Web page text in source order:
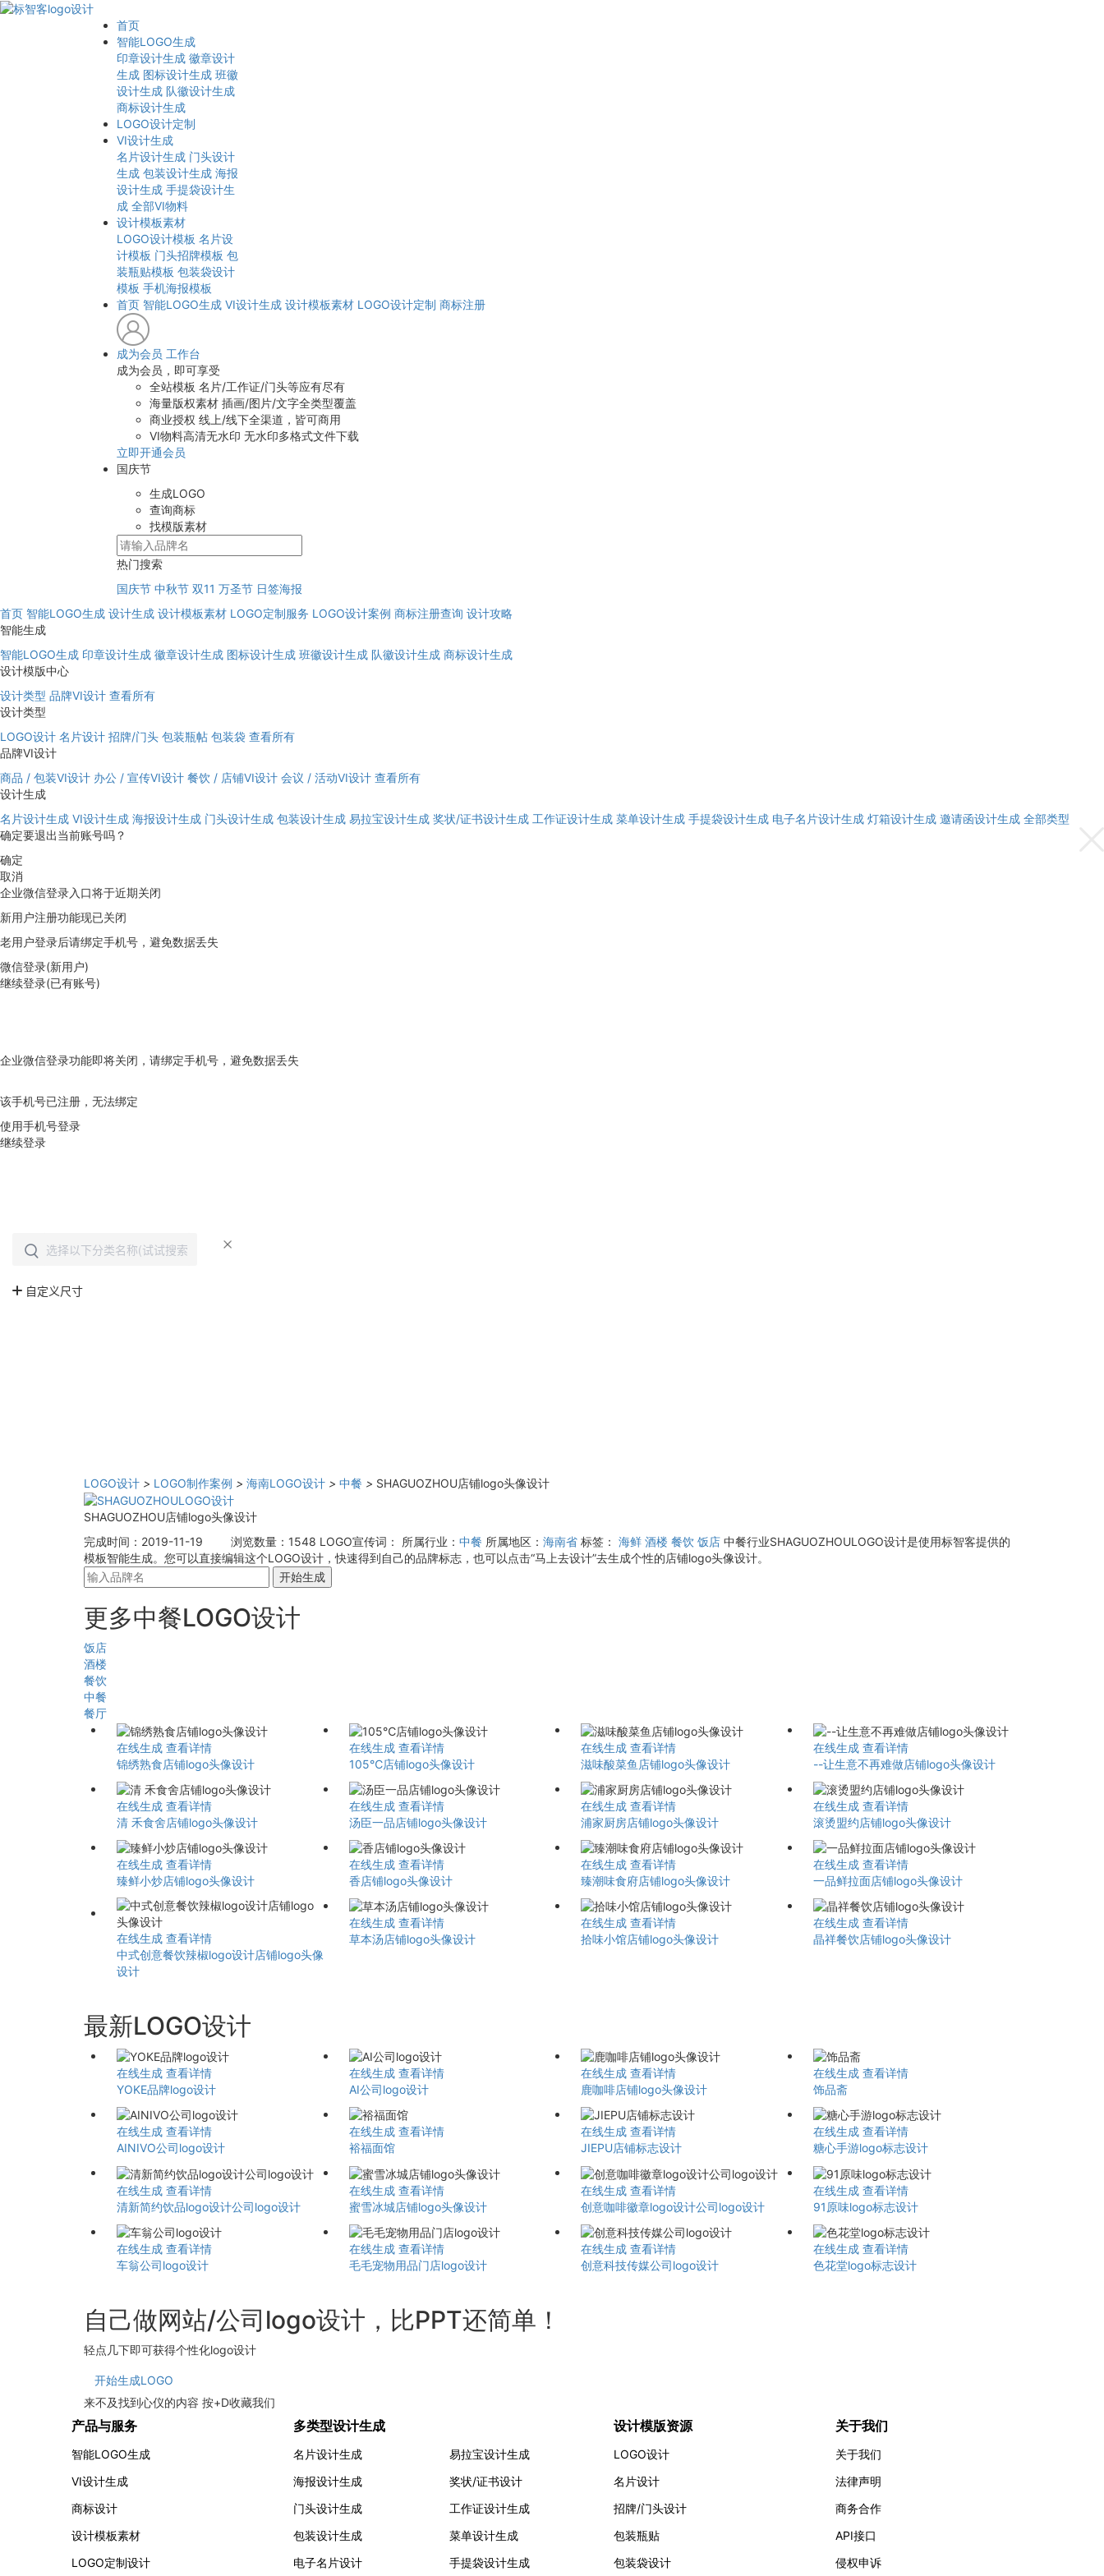
首页
智能LOGO生成
印章设计生成 徽章设计
生成 图标设计生成 班徽
设计生成 队徽设计生成
商标设计生成
LOGO设计定制
VI设计生成
名片设计生成 门头设计
生成 包装设计生成 海报
设计生成 手提袋设计生
成 全部VI物料
设计模板素材
LOGO设计模板 名片设
计模板 门头招牌模板 包
装瓶贴模板 包装袋设计
模板 手机海报模板
首页 智能LOGO生成 VI设计生成 设计模板素材 LOGO设计定制 商标注册
成为会员 工作台
成为会员，即可享受
全站模板 名片/工作证/门头等应有尽有
海量版权素材 插画/图片/文字全类型覆盖
商业授权 线上/线下全渠道，皆可商用
VI物料高清无水印 无水印多格式文件下载
立即开通会员
国庆节
生成LOGO
查询商标
找模版素材
热门搜索
国庆节 中秋节 双11 万圣节 日签海报
首页 智能LOGO生成 设计生成 设计模板素材 LOGO定制服务 LOGO设计案例 商标注册查询 设计攻略
智能生成
智能LOGO生成 印章设计生成 徽章设计生成 图标设计生成 班徽设计生成 队徽设计生成 商标设计生成
设计模版中心
设计类型 品牌VI设计 查看所有
设计类型
LOGO设计 名片设计 招牌/门头 包装瓶帖 包装袋 查看所有
品牌VI设计
商品 / 包装VI设计 办公 / 宣传VI设计 餐饮 / 店铺VI设计 会议 / 活动VI设计 查看所有
设计生成
名片设计生成 VI设计生成 海报设计生成 门头设计生成 包装设计生成 易拉宝设计生成 奖状/证书设计生成 工作证设计生成 菜单设计生成 手提袋设计生成 电子名片设计生成 灯箱设计生成 邀请函设计生成 全部类型
确定要退出当前账号吗？
确定
取消
企业微信登录入口将于近期关闭
新用户注册功能现已关闭
老用户登录后请绑定手机号，避免数据丢失
微信登录(新用户)
继续登录(已有账号)
企业微信登录功能即将关闭，请绑定手机号，避免数据丢失
该手机号已注册，无法绑定
使用手机号登录
继续登录
LOGO设计 > LOGO制作案例 > 海南LOGO设计 > 中餐 > SHAGUOZHOU店铺logo头像设计
SHAGUOZHOU店铺logo头像设计
完成时间：2019-11-19
浏览数量：1548 LOGO宣传词： 所属行业： 中餐 所属地区： 海南省 标签： 海鲜 酒楼 餐饮 饭店 中餐行业SHAGUOZHOULOGO设计是使用标智客提供的
模板智能生成。您可以直接编辑这个LOGO设计，快速得到自己的品牌标志，也可以点击“马上去设计”去生成个性的店铺logo头像设计。
开始生成
更多中餐LOGO设计
饭店
酒楼
餐饮
中餐
餐厅
在线生成 查看详情
锦绣熟食店铺logo头像设计
在线生成 查看详情
105℃店铺logo头像设计
在线生成 查看详情
滋味酸菜鱼店铺logo头像设计
在线生成 查看详情
--让生意不再难做店铺logo头像设计
在线生成 查看详情
清 禾食舍店铺logo头像设计
在线生成 查看详情
汤臣一品店铺logo头像设计
在线生成 查看详情
浦家厨房店铺logo头像设计
在线生成 查看详情
滚烫盟约店铺logo头像设计
在线生成 查看详情
臻鲜小炒店铺logo头像设计
在线生成 查看详情
香店铺logo头像设计
在线生成 查看详情
臻潮味食府店铺logo头像设计
在线生成 查看详情
一品鲜拉面店铺logo头像设计
在线生成 查看详情
中式创意餐饮辣椒logo设计店铺logo头像
设计
在线生成 查看详情
草本汤店铺logo头像设计
在线生成 查看详情
拾味小馆店铺logo头像设计
在线生成 查看详情
晶祥餐饮店铺logo头像设计
最新LOGO设计
在线生成 查看详情
YOKE品牌logo设计
在线生成 查看详情
AI公司logo设计
在线生成 查看详情
鹿咖啡店铺logo头像设计
在线生成 查看详情
饰品斋
在线生成 查看详情
AINIVO公司logo设计
在线生成 查看详情
裕福面馆
在线生成 查看详情
JIEPU店铺标志设计
在线生成 查看详情
糖心手游logo标志设计
在线生成 查看详情
清新简约饮品logo设计公司logo设计
在线生成 查看详情
蜜雪冰城店铺logo头像设计
在线生成 查看详情
创意咖啡徽章logo设计公司logo设计
在线生成 查看详情
91原味logo标志设计
在线生成 查看详情
车翁公司logo设计
在线生成 查看详情
毛毛宠物用品门店logo设计
在线生成 查看详情
创意科技传媒公司logo设计
在线生成 查看详情
色花堂logo标志设计
自己做网站/公司logo设计，比PPT还简单！
轻点几下即可获得个性化logo设计
开始生成LOGO
来不及找到心仪的内容 按+D收藏我们
产品与服务
智能LOGO生成
VI设计生成
商标设计
设计模板素材
LOGO定制设计
多类型设计生成
名片设计生成
海报设计生成
门头设计生成
包装设计生成
电子名片设计
易拉宝设计生成
奖状/证书设计
工作证设计生成
菜单设计生成
手提袋设计生成
设计模版资源
LOGO设计
名片设计
招牌/门头设计
包装瓶贴
包装袋设计
关于我们
关于我们
法律声明
商务合作
API接口
侵权申诉